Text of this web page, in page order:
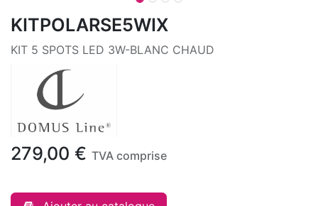
KITPOLARSE5WIX
KIT 5 SPOTS LED 3W-BLANC CHAUD
279,00 € TVA comprise